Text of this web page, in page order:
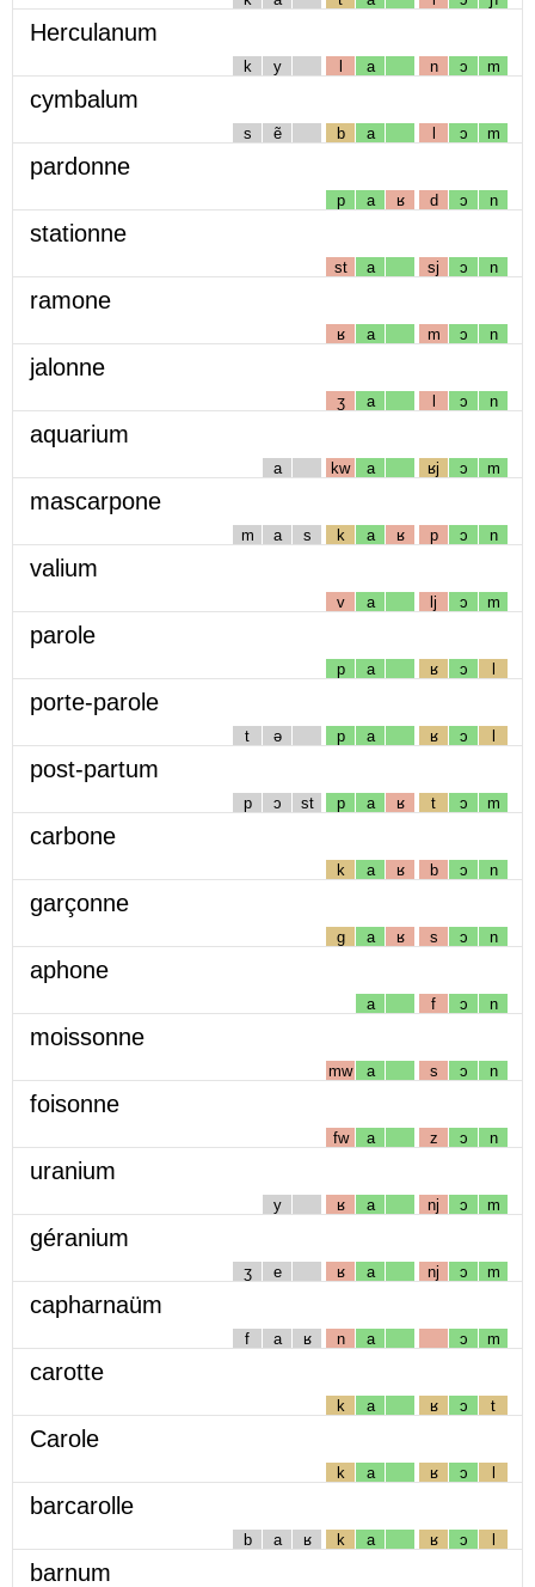
Herculanum
k y l a n ɔ m
cymbalum
s ẽ b a l ɔ m
pardonne
p a ʁ d ɔ n
stationne
st a sj ɔ n
ramone
ʁ a m ɔ n
jalonne
ʒ a l ɔ n
aquarium
a kw a ʁj ɔ m
mascarpone
m a s k a ʁ p ɔ n
valium
v a lj ɔ m
parole
p a ʁ ɔ l
porte-parole
t ə p a ʁ ɔ l
post-partum
p ɔ st p a ʁ t ɔ m
carbone
k a ʁ b ɔ n
garçonne
g a ʁ s ɔ n
aphone
a f ɔ n
moissonne
mw a s ɔ n
foisonne
fw a z ɔ n
uranium
y ʁ a nj ɔ m
géranium
ʒ e ʁ a nj ɔ m
capharnaüm
f a ʁ n a ɔ m
carotte
k a ʁ ɔ t
Carole
k a ʁ ɔ l
barcarolle
b a ʁ k a ʁ ɔ l
barnum